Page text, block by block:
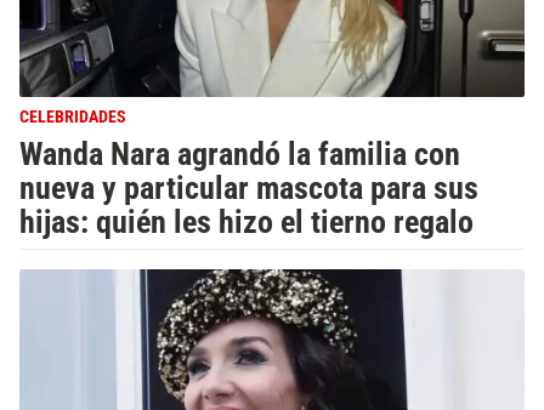
CELEBRIDADES
Wanda Nara agrandó la familia con
nueva y particular mascota para sus
hijas: quién les hizo el tierno regalo